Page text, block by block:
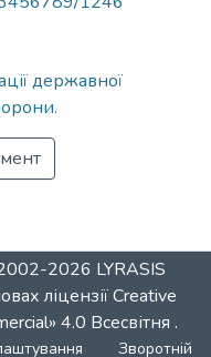
державної
2026 LYRASIS
ліцензіїCreative
4.0 Всесвітня .
Зворотній